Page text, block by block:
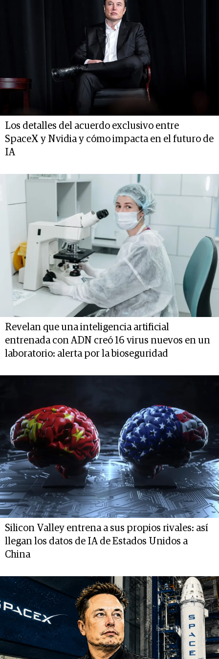
Los detalles del acuerdo exclusivo entre
SpaceX y Nvidia y cómo impacta en el futuro de
IA
Revelan que una inteligencia artificial
entrenada con ADN creó 16 virus nuevos en un
laboratorio: alerta por la bioseguridad
Silicon Valley entrena a sus propios rivales: así
llegan los datos de IA de Estados Unidos a
China